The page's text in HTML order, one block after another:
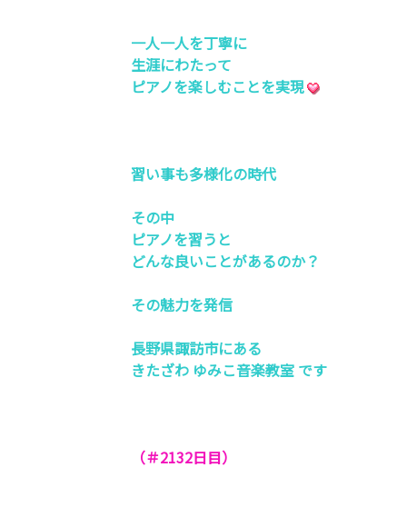
一人一人を丁寧に
生涯にわたって
ピアノを楽しむことを実現
習い事も多様化の時代
その中
ピアノを習うと
どんな良いことがあるのか？
その魅力を発信
長野県諏訪市にある
きたざわ ゆみこ音楽教室 です
（＃2132日目）